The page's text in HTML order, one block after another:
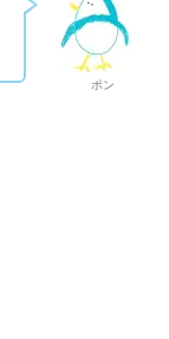
ポン